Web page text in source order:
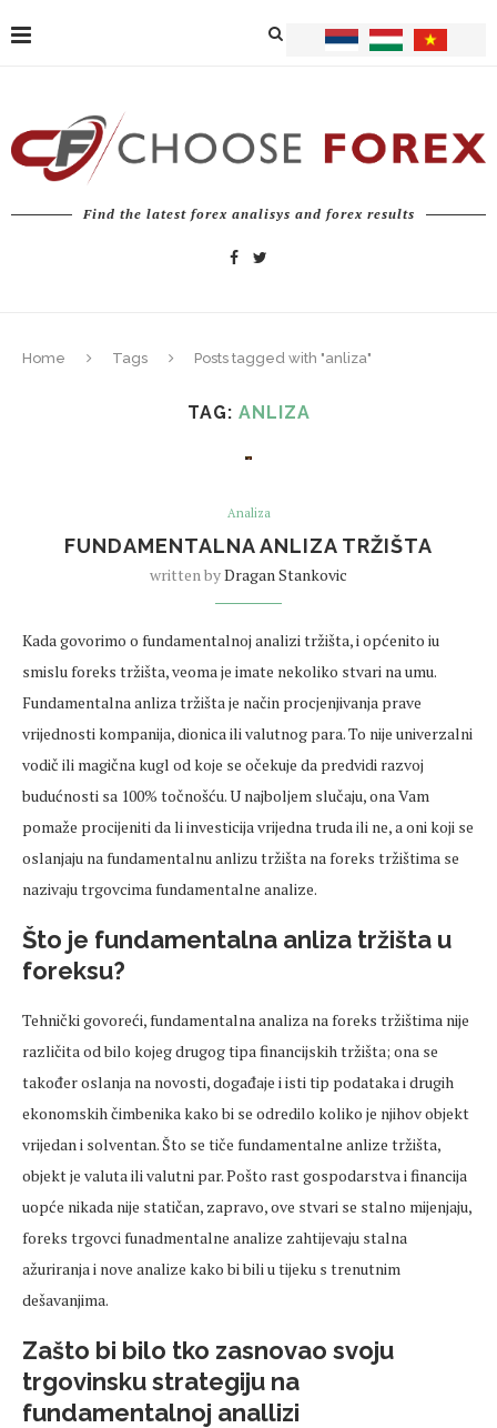
Find the latest forex analisys and forex results
Home Tags Posts tagged with "anliza"
TAG: ANLIZA
Analiza
FUNDAMENTALNA ANLIZA TRŽIŠTA
written byDragan Stankovic
Kada govorimo o fundamentalnoj analizi tržišta, i općenito iu
smislu foreks tržišta, veoma je imate nekoliko stvari na umu.
Fundamentalna anliza tržišta je način procjenjivanja prave
vrijednosti kompanija, dionica ili valutnog para. To nije univerzalni
vodič ili magična kugl od koje se očekuje da predvidi razvoj
budućnosti sa 100% točnošću. U najboljem slučaju, ona Vam
pomaže procijeniti da li investicija vrijedna truda ili ne, a oni koji se
oslanjaju na fundamentalnu anlizu tržišta na foreks tržištima se
nazivaju trgovcima fundamentalne analize.
Što je fundamentalna anliza tržišta u
foreksu?
Tehnički govoreći, fundamentalna analiza na foreks tržištima nije
različita od bilo kojeg drugog tipa financijskih tržišta; ona se
također oslanja na novosti, događaje i isti tip podataka i drugih
ekonomskih čimbenika kako bi se odredilo koliko je njihov objekt
vrijedan i solventan. Što se tiče fundamentalne anlize tržišta,
objekt je valuta ili valutni par. Pošto rast gospodarstva i financija
uopće nikada nije statičan, zapravo, ove stvari se stalno mijenjaju,
foreks trgovci funadmentalne analize zahtijevaju stalna
ažuriranja i nove analize kako bi bili u tijeku s trenutnim
dešavanjima.
Zašto bi bilo tko zasnovao svoju
trgovinsku strategiju na
fundamentalnoj anallizi